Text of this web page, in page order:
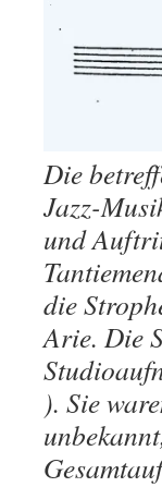
Die
Jazz-
und
die
Arie. Die
). Sie